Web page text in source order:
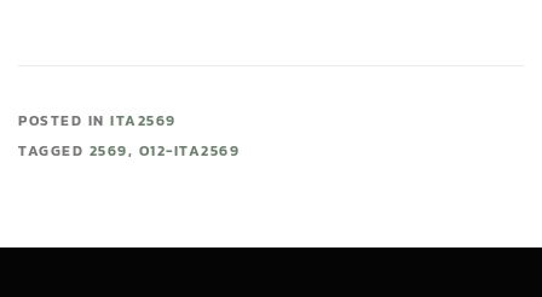
POSTED IN ITA2569
TAGGED 2569, O12-ITA2569